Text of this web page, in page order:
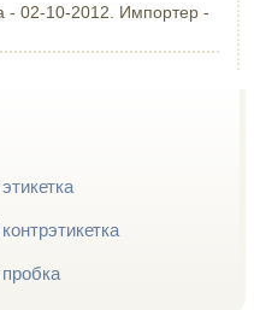
- 02-10-2012. Импортер -